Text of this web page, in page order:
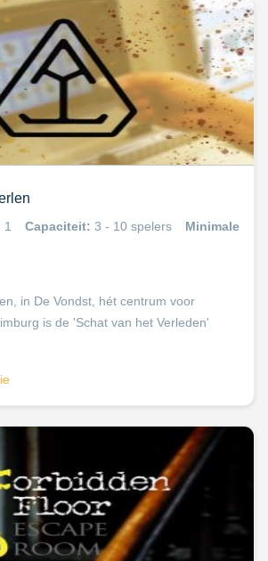
1 Capaciteit: 3 - 10 spelers
Minimale
in De Vondst, hét centrum voor
is de 'Schat van het Verleden'